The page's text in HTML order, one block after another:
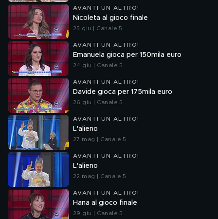
AVANTI UN ALTRO!
Nicoleta al gioco finale
25 giu | Canale 5
AVANTI UN ALTRO!
Emanuela gioca per 150mila euro
24 giu | Canale 5
AVANTI UN ALTRO!
Davide gioca per 175mila euro
26 giu | Canale 5
AVANTI UN ALTRO!
L'alieno
27 mag | Canale 5
AVANTI UN ALTRO!
L'alieno
22 mag | Canale 5
AVANTI UN ALTRO!
Hana al gioco finale
29 giu | Canale 5